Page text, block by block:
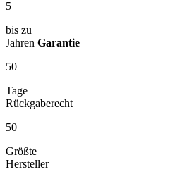
5
bis zu
Jahren Garantie
50
Tage
Rückgaberecht
50
Größte
Hersteller